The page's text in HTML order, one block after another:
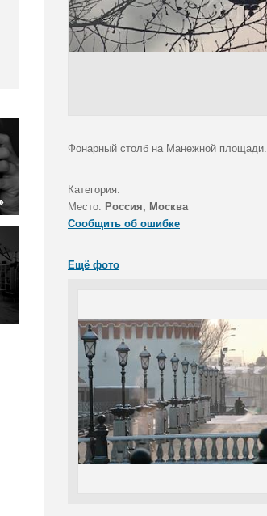
Фонарный столб на Манежной площади.
Категория:
Место: Россия, Москва
Сообщить об ошибке
Ещё фото